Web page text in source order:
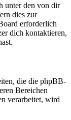
unter den von dir
dies zur
erforderlich
dich kontaktieren,
die die phpBB-
Bereichen
verarbeitet, wird